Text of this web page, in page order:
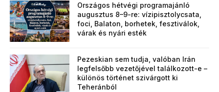
Országos hétvégi programajánló
augusztus 8–9-re: vízipisztolycsata,
foci, Balaton, borhetek, fesztiválok,
várak és nyári esték
Pezeskian sem tudja, valóban Irán
legfelsőbb vezetőjével találkozott-e –
különös történet szivárgott ki
Teheránból